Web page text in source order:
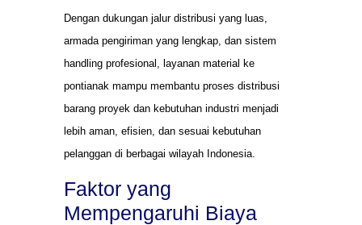
Dengan dukungan jalur distribusi yang luas,
armada pengiriman yang lengkap, dan sistem
handling profesional, layanan material ke
pontianak mampu membantu proses distribusi
barang proyek dan kebutuhan industri menjadi
lebih aman, efisien, dan sesuai kebutuhan
pelanggan di berbagai wilayah Indonesia.
Faktor yang
Mempengaruhi Biaya